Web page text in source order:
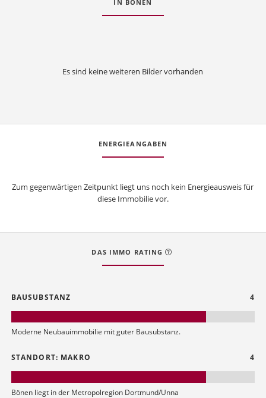
IN BÖNEN
Es sind keine weiteren Bilder vorhanden
ENERGIEANGABEN
Zum gegenwärtigen Zeitpunkt liegt uns noch kein Energieausweis für
diese Immobilie vor.
DAS IMMO RATING
BAUSUBSTANZ 4
Moderne Neubauimmobilie mit guter Bausubstanz.
STANDORT: MAKRO 4
Bönen liegt in der Metropolregion Dortmund/Unna